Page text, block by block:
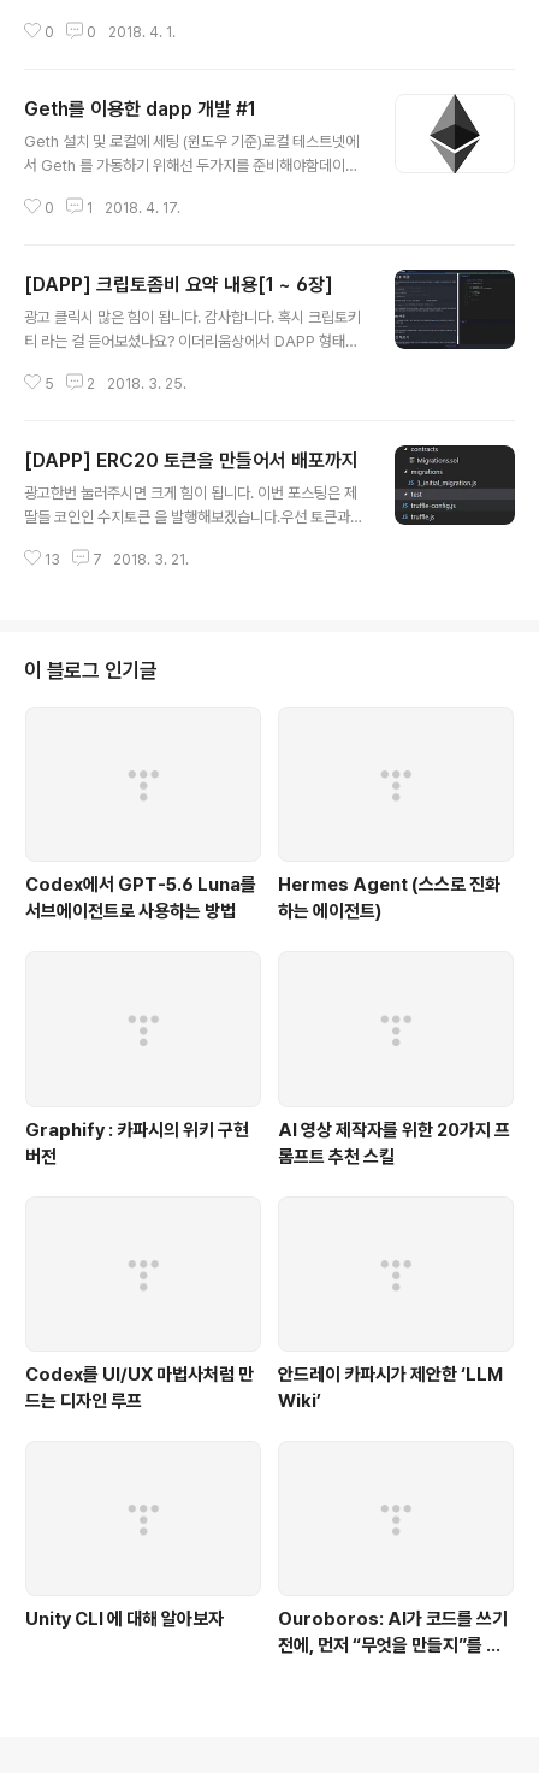
보자.아래 주소에 있는 내용은 깔끔하게 정리되어 있다. 따
석해보자 한다. 이더리움 플랫폼 위 DAPP개발 프레임워
크 중 하나인 truffle사용시 개발시 순서는 다음과 같다.개
발환경을 설정한다.truffle box( 보일러 플레이트처럼 만
스를 (.sol) 작성한다.컴파일 및 배포를 한다.Ganeche 를
0 0 2018. 4. 1.
Geth를 이용한 dapp 개발 #1
Geth 설치 및 로컬에 세팅 (윈도우 기준)로컬 테스트넷에
서 Geth 를 가동하기 위해선 두가지를 준비해야함데이터
에서 진행한다.윈도우로 GETH 설치를 진행하자. https://
0000000000000000000001", "difficulty" : "0x2
0000", "extraData" : "", "gasLimit" : "0x800000
0", "nonce" : "0x0000000000000042", "mixhas
000..
0 1 2018. 4. 17.
[DAPP] 크립토좀비 요약 내용[1 ~ 6장]
광고 클릭시 많은 힘이 됩니다. 감사합니다. 혹시 크립토키
티 라는 걸 듣어보셨나요? 이더리움상에서 DAPP 형태로
현재 매출은 1200억 달러를 넘어섰다고 한다. 관련 기사
임 개발시 필요한 DAPP 개발 지식을 무료로 튜터리얼식
으로 만들어서 공유 하는 곳이 있다.크립토좀비 바로가기
왼쪽에는 설명이 나오고 오른쪽은 코드 실습을 통해서 하
요한 솔리티디 언어로 진행한다. 레벨이 현재 5개로 나누
5 2 2018. 3. 25.
[DAPP] ERC20 토큰을 만들어서 배포까지
광고한번 눌러주시면 크게 힘이 됩니다. 이번 포스팅은 제
딸들 코인인 수지토큰 을 발행해보겠습니다.우선 토큰과
작해보겠습니다. 우선 결과물은 다음과 같습니다.이더리움
이스 형태는 다음과 같다. 1234567891011121314151
6171819contract ERC20Interface { //총 갯수 funct
13 7 2018. 3. 21.
이 블로그 인기글
Codex에서 GPT-5.6 Luna를
서브에이전트로 사용하는 방법
Hermes Agent (스스로 진화
하는 에이전트)
Graphify : 카파시의 위키 구현
버전
AI 영상 제작자를 위한 20가지 프
롬프트 추천 스킬
Codex를 UI/UX 마법사처럼 만
드는 디자인 루프
안드레이 카파시가 제안한 ‘LLM
Wiki’
Unity CLI 에 대해 알아보자
Ouroboros: AI가 코드를 쓰기
전에, 먼저 “무엇을 만들지”를 끝